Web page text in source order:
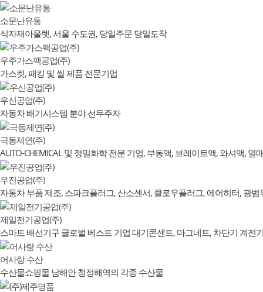
소문난유통
식자재아울렛, 서울 수도권, 당일주문 당일도착
우주가스팩공업(주)
가스켓, 패킹 및 씰 제품 전문기업
우신공업(주)
자동차 배기시스템 분야 선두주자
극동제연(주)
AUTO-CHEMICAL 및 정밀화학 전문 기업, 부동액, 브레이트액, 와셔액, 열
우진공업(주)
자동차 부품 제조, 스파크플러그, 산소센서, 클로우플러그, 에어히터, 광범
제일전기공업(주)
스마트 배선기구 글로벌 베스트 기업 대기콘센트, 마그네트, 차단기 계전
어사랑 수산
수산물쇼핑몰 남해안 청정해역의 각종 수산물